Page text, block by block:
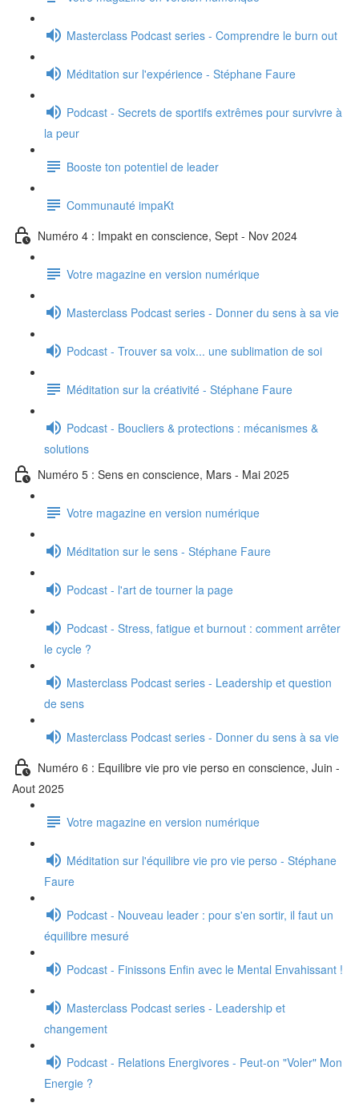
Masterclass Podcast series - Comprendre le burn out
Méditation sur l'expérience - Stéphane Faure
Podcast - Secrets de sportifs extrêmes pour survivre à
la peur
Booste ton potentiel de leader
Communauté impaKt
Numéro 4 : Impakt en conscience, Sept - Nov 2024
Votre magazine en version numérique
Masterclass Podcast series - Donner du sens à sa vie
Podcast - Trouver sa voix... une sublimation de soi
Méditation sur la créativité - Stéphane Faure
Podcast - Boucliers & protections : mécanismes &
solutions
Numéro 5 : Sens en conscience, Mars - Mai 2025
Votre magazine en version numérique
Méditation sur le sens - Stéphane Faure
Podcast - l'art de tourner la page
Podcast - Stress, fatigue et burnout : comment arrêter
le cycle ?
Masterclass Podcast series - Leadership et question
de sens
Masterclass Podcast series - Donner du sens à sa vie
Numéro 6 : Equilibre vie pro vie perso en conscience, Juin -
Aout 2025
Votre magazine en version numérique
Méditation sur l'équilibre vie pro vie perso - Stéphane
Faure
Podcast - Nouveau leader : pour s'en sortir, il faut un
équilibre mesuré
Podcast - Finissons Enfin avec le Mental Envahissant !
Masterclass Podcast series - Leadership et
changement
Podcast - Relations Energivores - Peut-on "Voler" Mon
Energie ?